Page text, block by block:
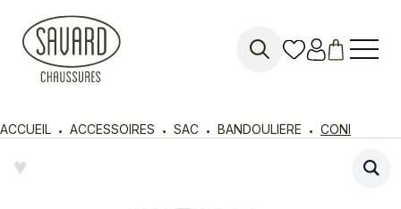
ACCUEIL ACCESSOIRES SAC BANDOULIERE CONI
♥︎